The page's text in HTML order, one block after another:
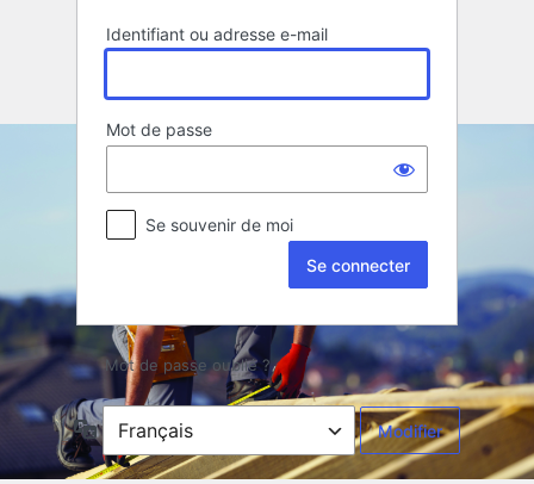
Identifiant ou adresse e-mail
Mot de passe
Se souvenir de moi
Mot de passe oublié ?
Langue